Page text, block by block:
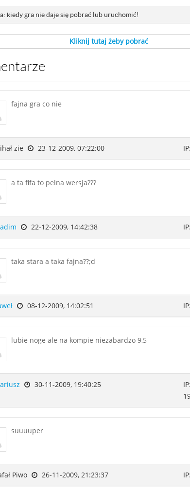
kiedy gra nie daje się pobrać lub uruchomić!
Kliknij tutaj żeby pobrać
fajna gra co nie
zie 23-12-2009, 07:22:00
a ta fifa to pelna wersja???
22-12-2009, 14:42:38
taka stara a taka fajna??;d
08-12-2009, 14:02:51
lubie noge ale na kompie niezabardzo 9,5
30-11-2009, 19:40:25
IP:
suuuuper
Piwo 26-11-2009, 21:23:37